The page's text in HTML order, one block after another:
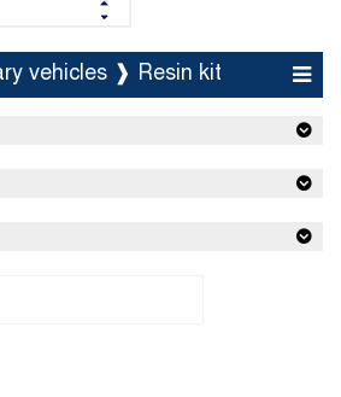
vehicles ❱ Resin kit